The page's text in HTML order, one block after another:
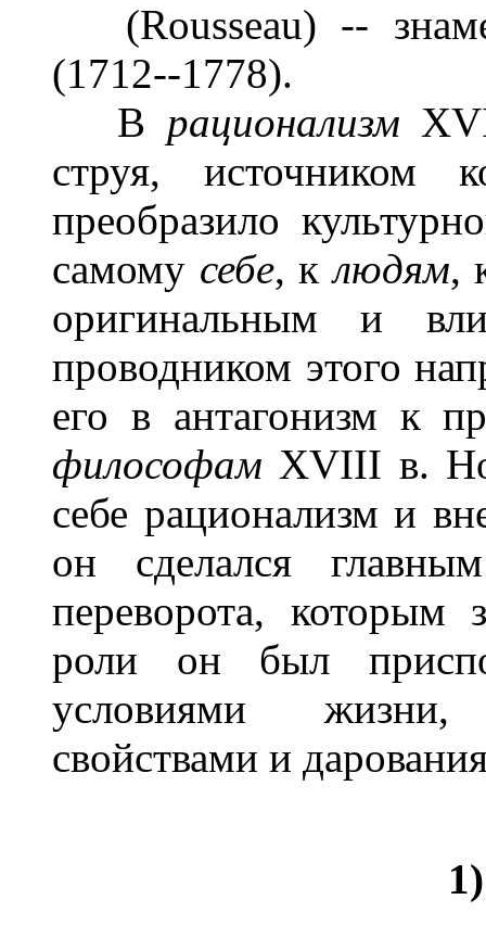
(Rousseau) --
(1712--1778).
В рационализм
струя, источником
преобразило
самому себе, клюдям,
оригинальным и
проводником этого
его в антагонизм к
философам XVIII в. Но
себе рационализм и
он сделался
переворота,
роли он был
условиями жизни,
свойствами и
1)